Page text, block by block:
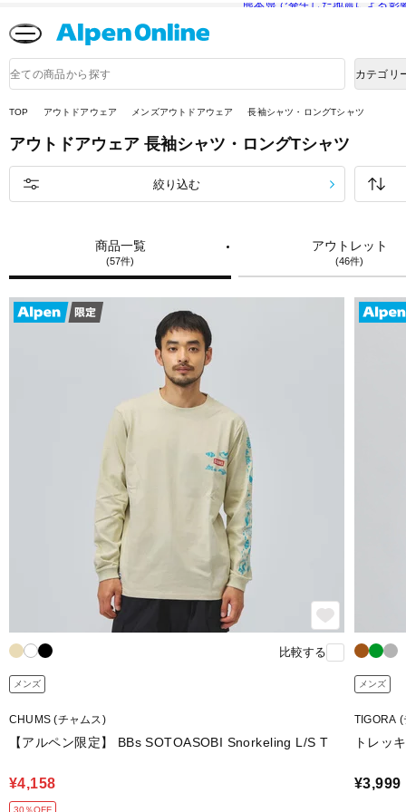
熊本県で発生した地震による影
品
検
カテゴリ
TOP アウトドアウェア メンズアウトドアウェア 長袖シャツ・ロングTシャツ
アウトドアウェア 長袖シャツ・ロングTシャツ
商品一覧
(57件)
アウトレット
(46件)
絞り込む
比較する
メンズ
CHUMS (チャムス)
【アルペン限定】 BBs SOTOASOBI Snorkeling L/S T
¥4,158
30％OFF
メンズ
TIGORA
トレッ
¥3,999